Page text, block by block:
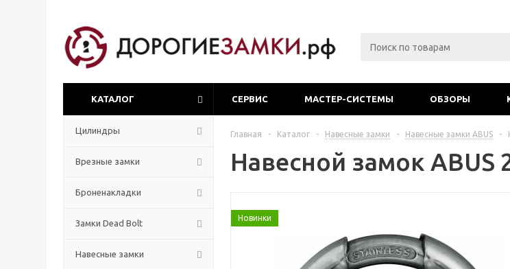
КАТАЛОГ СЕРВИС МАСТЕР-СИСТЕМЫ ОБЗОРЫ
Цилиндры
Врезные замки
Броненакладки
Замки Dead Bolt
Навесные замки
Главная - Каталог - Навесные замки - Навесные замки ABUS -
Навесной замок ABUS
Новинки